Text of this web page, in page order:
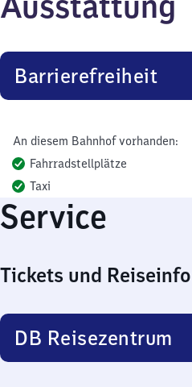
Barrierefreiheit
An diesem Bahnhof vorhanden:
Fahrradstellplätze
Taxi
Service
Tickets und
DB Reisezentrum